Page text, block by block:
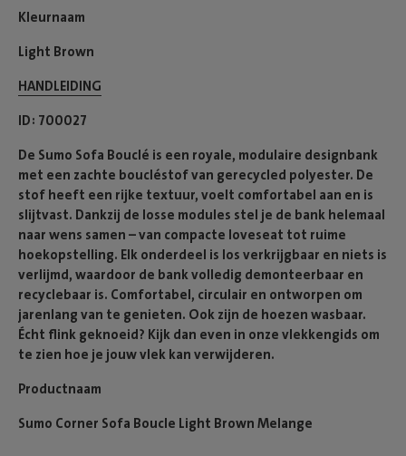
Kleurnaam
Light Brown
HANDLEIDING
ID 700027
De Sumo Sofa Bouclé is een royale, modulaire designbank
met een zachte boucléstof van gerecycled polyester. De
stof heeft een rijke textuur, voelt comfortabel aan en is
slijtvast. Dankzij de losse modules stel je de bank helemaal
naar wens samen – van compacte loveseat tot ruime
hoekopstelling. Elk onderdeel is los verkrijgbaar en niets is
verlijmd, waardoor de bank volledig demonteerbaar en
recyclebaar is. Comfortabel, circulair en ontworpen om
jarenlang van te genieten. Ook zijn de hoezen wasbaar.
Écht flink geknoeid? Kijk dan even in onze vlekkengids om
te zien hoe je jouw vlek kan verwijderen.
Productnaam
Sumo Corner Sofa Boucle Light Brown Melange